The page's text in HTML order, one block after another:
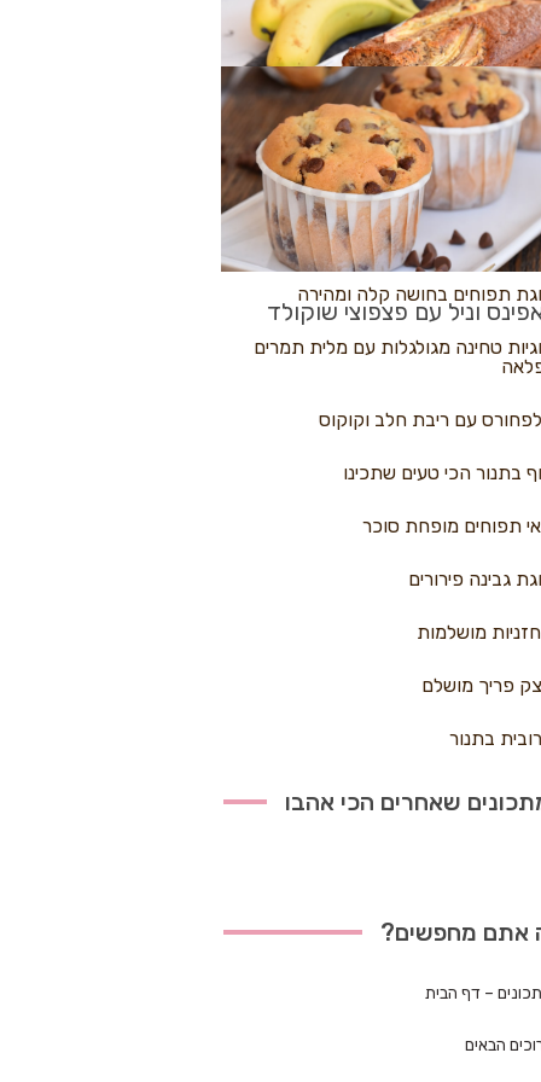
פיצה
בננות
וניל עם פצפוצי שוקולד
נקראים
תפוחים בחושה קלה ומהירה
טחינה מגולגלות עם מלית תמרים
עם ריבת חלב וקוקוס
בתנור הכי טעים שתכינו
תפוחים מופחת סוכר
גבינה פירורים
מושלמות
פריך מושלם
בתנור
שאחרים הכי אהבו
אתם מחפשים?
– דף הבית
הבאים